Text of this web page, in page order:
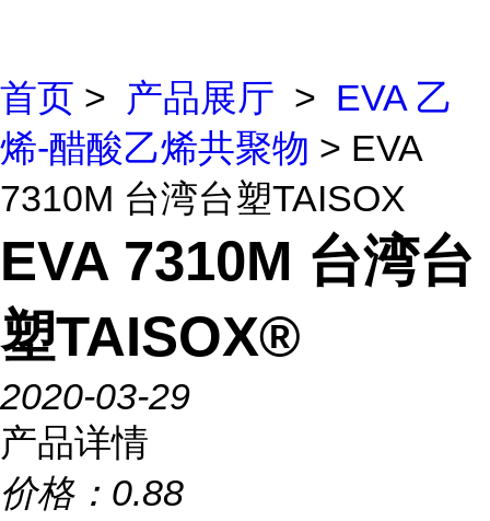
首页 > 产品展厅 > EVA 乙
烯-醋酸乙烯共聚物 > EVA
7310M 台湾台塑TAISOX
EVA 7310M 台湾台
塑TAISOX®
2020-03-29
产品详情
价格： 0.88